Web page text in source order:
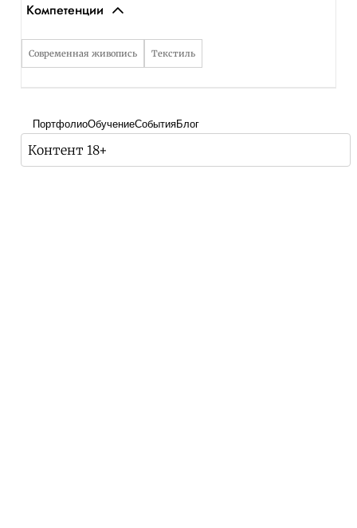
Компетенции
Современная живопись Текстиль
ПортфолиоОбучениеСобытияБлог
Контент 18+